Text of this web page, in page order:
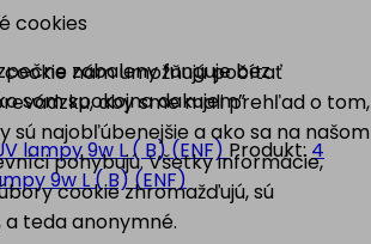
zabaleny funguje bez
som spokojna dakujem”
Produkt: 4
9w L ( B) (ENF)
cookies
nám umožňujú počítať
aby sme mali prehľad o tom,
sú najobľúbenejšie a ako sa na našom
pohybujú. Všetky informácie,
cookie zhromažďujú, sú
teda anonymné.